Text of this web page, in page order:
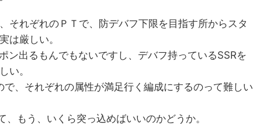
それぞれのＰＴで、防デバフ下限を目指す所からスタ
は厳しい。
ン出るもんでもないですし、デバフ持っているSSRを
い。
で、それぞれの属性が満足行く編成にするのって難しい
もう、いくら突っ込めばいいのかどうか。